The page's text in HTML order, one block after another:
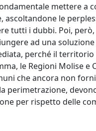
mettere a
ascoltandone le
tutti i dubbi. Poi, però,
ad una soluzione
perché il
le Regioni Molise e
che ancora non
perimetrazione,
per rispetto delle